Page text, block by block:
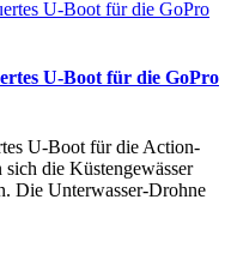
U-Boot für die GoPro
U-Boot für die Action-
die Küstengewässer
Die Unterwasser-Drohne